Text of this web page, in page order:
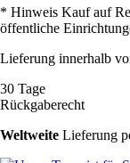
* Hinweis Kauf auf
öffentliche
Lieferung innerhalb
30 Tage
Rückgaberecht
Weltweite Lieferung